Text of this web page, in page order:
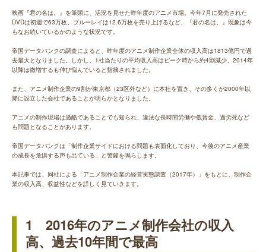
映画『君の名は。』を筆頭に、活況を見せた昨年度のアニメ市場。今年7月に発売された
DVDは初週で63万枚、ブルーレイは12.6万枚を売り上げるなど、『君の名は。』現象は今
もなお続いているかのような状況です。
帝国データバンクの調査によると、昨年度のアニメ制作企業全体の収入高は1813億円で過
去最大となりました。しかし、1社当たりの平均収入高はピーク時から約4割減少、2014年
以降は微増するも伸び悩んでいると指摘されました。
また、アニメ制作企業の9割が東京都（23区外など）に本社を置き、その多くが2000年以
降に設立した会社であることが明らかとなりました。
アニメの制作現場は過酷であることでも知られ、違法な長時間労働や低賃金、過労死など
も問題となることがあります。
帝国データバンクは「制作企業サイドにおける問題も表面化しており、今後のアニメ産業
の成長を危惧する声も出ている」と警鐘を鳴らします。
本記事では、同社による「アニメ制作企業の経営実態調査（2017年）」をもとに、制作企
業の収入高、収益性などを詳しく見ていきます。
1 2016年のアニメ制作会社の収入
高、過去10年間で最高